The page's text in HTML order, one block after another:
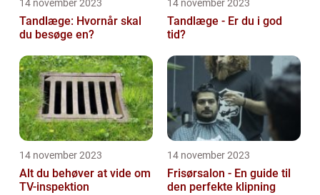
14 november 2023
Tandlæge: Hvornår skal
du besøge en?
14 november 2023
Tandlæge - Er du i god
tid?
14 november 2023
Alt du behøver at vide om
TV-inspektion
14 november 2023
Frisørsalon - En guide til
den perfekte klipning